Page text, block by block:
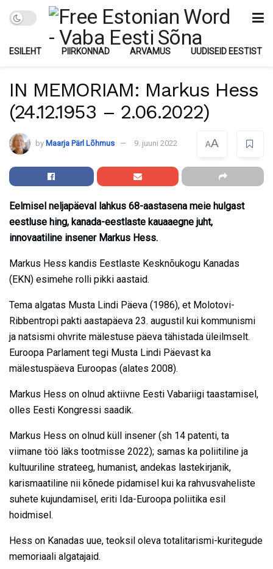
ESILEHT PIIRKONNAD ARVAMUS UUDISEID EESTIST
IN MEMORIAM: Markus Hess
(24.12.1953 – 2.06.2022)
by Maarja Pärl Lõhmus 9. juuni 2022 AA
Eelmisel neljapäeval lahkus 68-aastasena meie hulgast
eestluse hing, kanada-eestlaste kauaaegne juht,
innovaatiline insener Markus Hess.
Markus Hess kandis Eestlaste Kesknõukogu Kanadas
(EKN) esimehe rolli pikki aastaid.
Tema algatas Musta Lindi Päeva (1986), et Molotovi-
Ribbentropi pakti aastapäeva 23. augustil kui kommunismi
ja natsismi ohvrite mälestuse päeva tähistada üleilmselt.
Euroopa Parlament tegi Musta Lindi Päevast ka
mälestuspäeva Euroopas (alates 2008).
Markus Hess on olnud aktiivne Eesti Vabariigi taastamisel,
olles Eesti Kongressi saadik.
Markus Hess on olnud küll insener (sh 14 patenti, ta
viimane töö läks tootmisse 2022); samas ka poliitiline ja
kultuuriline strateeg, humanist, andekas lastekirjanik,
karismaatiline nii kõnede pidamisel kui ka rahvusvaheliste
suhete kujundamisel, eriti Ida-Euroopa poliitika esil
hoidmisel.
Hess on Kanadas uue, teoksil oleva totalitarismi-kuritegude
memoriaali algatajaid.